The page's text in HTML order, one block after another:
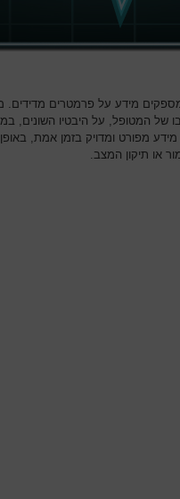
מידע על פרמטרים מדידים.
של המטופל, על היבטיו השונים,
מפורט ומדויק בזמן אמת,
או תיקון המצב.